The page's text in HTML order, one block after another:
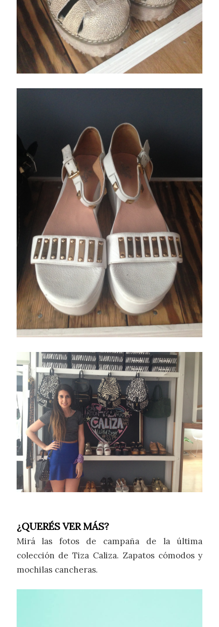
¿QUERÉS VER MÁS?
Mirá las fotos de campaña de la última
colección de Tiza Caliza. Zapatos cómodos y
mochilas cancheras.